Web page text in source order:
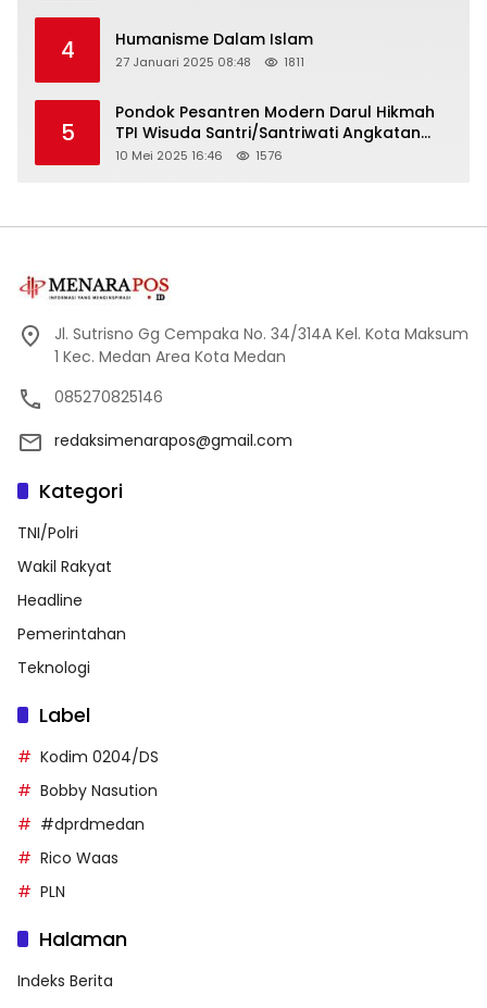
4 Humanisme Dalam Islam
27 Januari 2025 08:48 1811
5
Pondok Pesantren Modern Darul Hikmah
TPI Wisuda Santri/Santriwati Angkatan
XXXIII
10 Mei 2025 16:46 1576
Jl. Sutrisno Gg Cempaka No. 34/314A Kel. Kota Maksum
1 Kec. Medan Area Kota Medan
085270825146
redaksimenarapos@gmail.com
Kategori
TNI/Polri
Wakil Rakyat
Headline
Pemerintahan
Teknologi
Label
Kodim 0204/DS
Bobby Nasution
#dprdmedan
Rico Waas
PLN
Halaman
Indeks Berita